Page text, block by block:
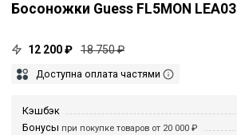
Босоножки Guess FL5MON LEA03
12 200 ₽ 18 750 ₽
Доступна оплата частями
Кэшбэк
Бонусы при покупке товаров от 20 000 ₽